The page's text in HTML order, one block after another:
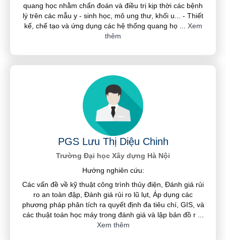
quang học nhằm chẩn đoán và điều trị kịp thời các bệnh
lý trên các mẫu y - sinh học, mô ung thư, khối u... - Thiết
kế, chế tạo và ứng dụng các hệ thống quang họ
Xem
thêm
PGS Lưu Thị Diệu Chinh
Trường Đại học Xây dựng Hà Nội
Hướng nghiên cứu:
Các vấn đề về kỹ thuật công trình thủy điện, Đánh giá rủi
ro an toàn đập, Đánh giá rủi ro lũ lụt, Áp dụng các
phương pháp phân tích ra quyết định đa tiêu chí, GIS, và
các thuật toán học máy trong đánh giá và lập bản đồ r
Xem thêm